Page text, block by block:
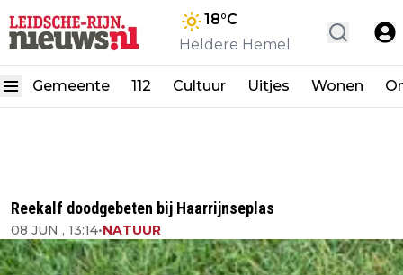
18°C
Heldere Hemel
Gemeente 112 Cultuur Uitjes Wonen
Reekalf doodgebeten bij Haarrijnseplas
08 JUN , 13:14•NATUUR